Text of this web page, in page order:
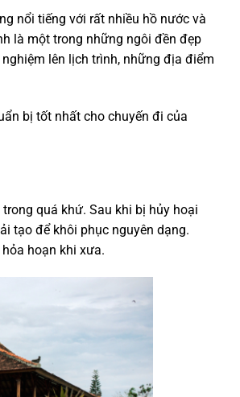
nổi tiếng với rất nhiều hồ nước và
là một trong những ngôi đền đẹp
lên lịch trình, những địa điểm
bị tốt nhất cho chuyến đi của
quá khứ. Sau khi bị hủy hoại
tạo để khôi phục nguyên dạng.
hoạn khi xưa.